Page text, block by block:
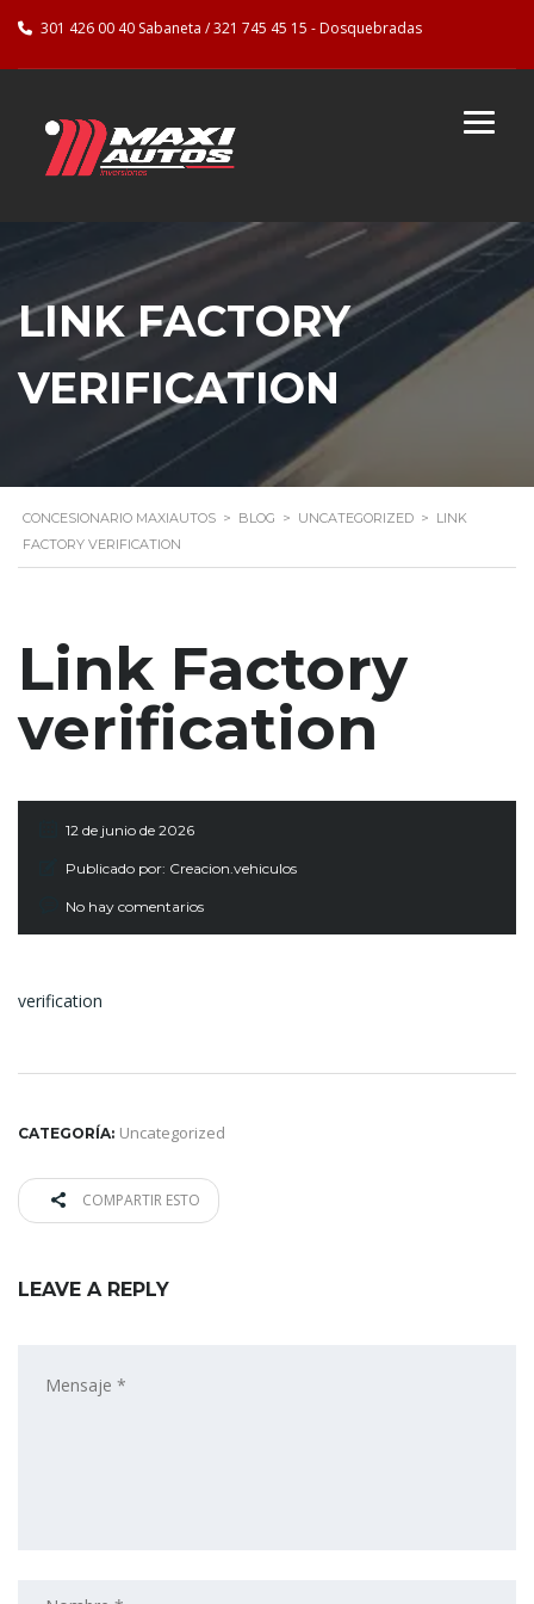
301 426 00 40 Sabaneta / 321 745 45 15 - Dosquebradas
LINK FACTORY
VERIFICATION
CONCESIONARIO MAXIAUTOS > BLOG > UNCATEGORIZED > LINK
FACTORY VERIFICATION
Link Factory
verification
12 de junio de 2026
Publicado por: Creacion.vehiculos
No hay comentarios
verification
CATEGORÍA: Uncategorized
COMPARTIR ESTO
LEAVE A REPLY